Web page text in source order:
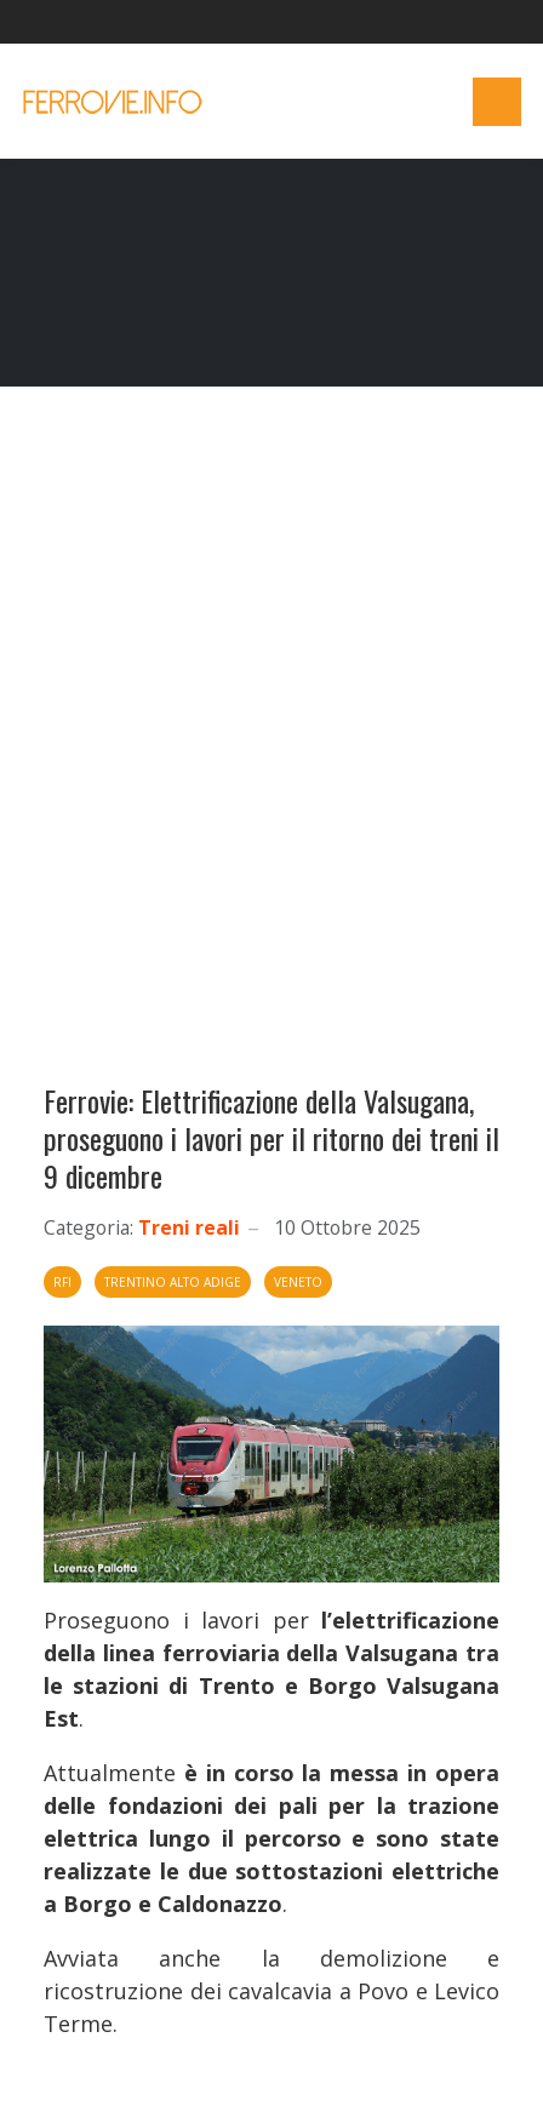
Ferrovie: Elettrificazione della Valsugana,
proseguono i lavori per il ritorno dei treni il
9 dicembre
Categoria: Treni reali 10 Ottobre 2025
RFI TRENTINO ALTO ADIGE VENETO
Proseguono i lavori per l’elettrificazione
della linea ferroviaria della Valsugana tra
le stazioni di Trento e Borgo Valsugana
Est.
Attualmente è in corso la messa in opera
delle fondazioni dei pali per la trazione
elettrica lungo il percorso e sono state
realizzate le due sottostazioni elettriche
a Borgo e Caldonazzo.
Avviata anche la demolizione e
ricostruzione dei cavalcavia a Povo e Levico
Terme.